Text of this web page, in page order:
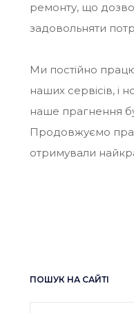
ремонту, що
задовольняти
Ми постійно
наших сервісів, і
наше прагнення
Продовжуємо
отримували
ПОШУК НА САЙТІ